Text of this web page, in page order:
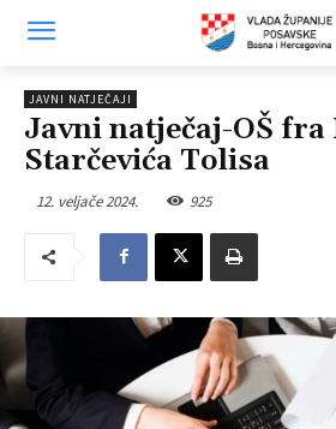
JAVNI NATJEČAJI
Javni natječaj-OŠ
Starčevića Tolisa
12. veljače 2024. 925